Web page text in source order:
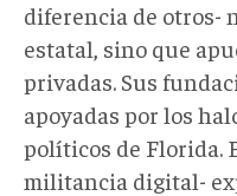
diferencia de otros-
estatal, sino que
privadas. Sus
apoyadas por los
políticos de Florida.
militancia digital-